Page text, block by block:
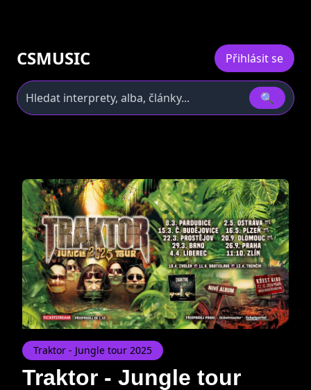
CSMUSIC Přihlásit se
🔍
Traktor - Jungle tour 2025
Traktor - Jungle tour